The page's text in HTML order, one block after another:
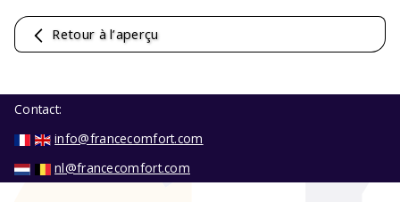
Retour à l’aperçu
Contact:
info@francecomfort.com
nl@francecomfort.com